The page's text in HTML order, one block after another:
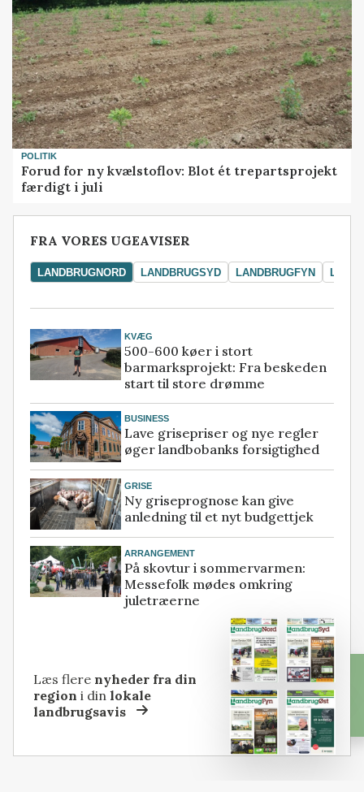
POLITIK
Forud for ny kvælstoflov: Blot ét trepartsprojekt
færdigt i juli
FRA VORES UGEAVISER
LANDBRUGNORD LANDBRUGSYD LANDBRUGFYN
KVÆG
500-600 køer i stort
barmarksprojekt: Fra beskeden
start til store drømme
BUSINESS
Lave grisepriser og nye regler
øger landbobanks forsigtighed
GRISE
Ny griseprognose kan give
anledning til et nyt budgettjek
ARRANGEMENT
På skovtur i sommervarmen:
Messefolk mødes omkring
juletræerne
Læs flere nyheder fra din
region i dinlokale
landbrugsavis